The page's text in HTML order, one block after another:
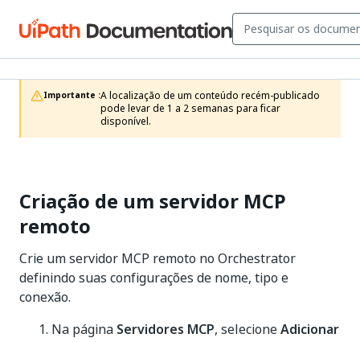
Importante :A localização de um conteúdo recém-publicado
pode levar de 1 a 2 semanas para ficar
disponível.
Criação de um servidor MCP
remoto
Crie um servidor MCP remoto no Orchestrator
definindo suas configurações de nome, tipo e
conexão.
Na página Servidores MCP, selecioneAdicionar